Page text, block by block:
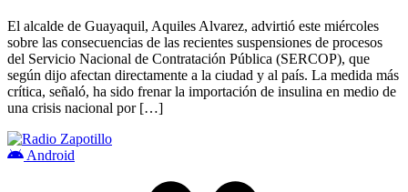
El alcalde de Guayaquil, Aquiles Alvarez, advirtió este miércoles
sobre las consecuencias de las recientes suspensiones de procesos
del Servicio Nacional de Contratación Pública (SERCOP), que
según dijo afectan directamente a la ciudad y al país. La medida más
crítica, señaló, ha sido frenar la importación de insulina en medio de
una crisis nacional por […]
Android